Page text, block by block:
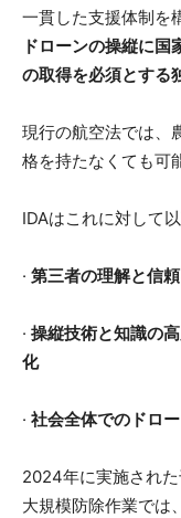
一貫した支援体制を
ドローンの操縦に国
の取得を必須とする
現行の航空法では、
格を持たなくても可
IDAはこれに対して
· 第三者の理解と信
· 操縦技術と知識の
化
· 社会全体でのドロ
2024年に実施され
大規模防除作業では、